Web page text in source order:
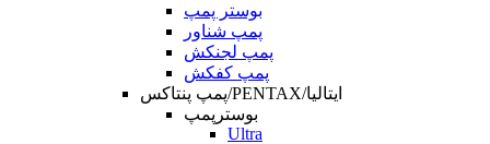
بوستر پمپ
پمپ شناور
پمپ لجنکش
پمپ کفکش
پمپ پنتاکس/PENTAX/ایتالیا
بوسترپمپ
Ultra